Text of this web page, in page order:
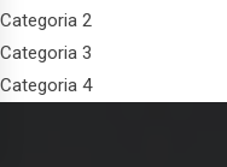
Categoria 2
Categoria 3
Categoria 4